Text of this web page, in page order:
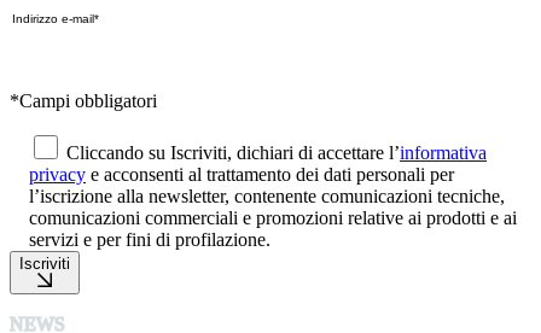
*Campi obbligatori
Cliccando su Iscriviti, dichiari di accettare l’informativa
privacy e acconsenti al trattamento dei dati personali per
l’iscrizione alla newsletter, contenente comunicazioni tecniche,
comunicazioni commerciali e promozioni relative ai prodotti e ai
servizi e per fini di profilazione.
Iscriviti
NEWS